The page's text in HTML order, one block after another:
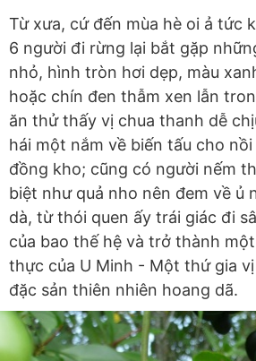
Từ xưa, cứ đến mùa hè oi ả tức
6 người đi rừng lại bắt gặp
nhỏ, hình tròn hơi dẹp, màu
hoặc chín đen thẫm xen lẫn
ăn thử thấy vị chua thanh dễ
hái một nắm về biến tấu cho
đồng kho; cũng có người nếm
biệt như quả nho nên đem về ủ
dà, từ thói quen ấy trái giác đi
của bao thế hệ và trở thành
thực của U Minh - Một thứ gia
đặc sản thiên nhiên hoang dã.